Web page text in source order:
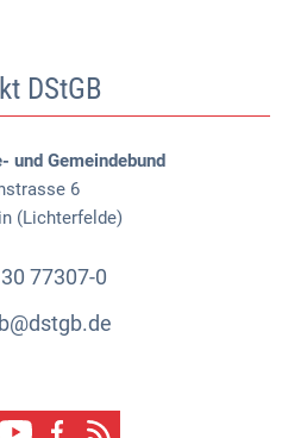
DStGB
und Gemeindebund
6
(Lichterfelde)
77307-0